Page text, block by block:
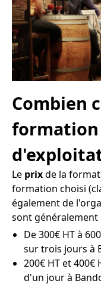
Combien
Le prixde la
formation choisi
également de
sont généralement
De 300€ HT à
sur trois jours à
200€ HT et
d'un jour à